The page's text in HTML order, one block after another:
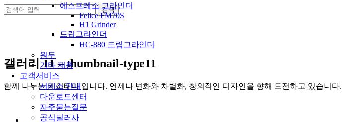
에스프레소 그라인더
Felice FM70S
H1 Grinder
드립그라인더
HC-880 드립그라인더
원두
기타 제품
고객서비스
서비스 안내
다운로드센터
자주묻는질문
공식딜러사
갤러리 11 – thumbnail-type11
함께 나누는 케이테마 입니다. 언제나 변화와 차별화, 창의적인 디자인을 향해 도전하고 있습니다.